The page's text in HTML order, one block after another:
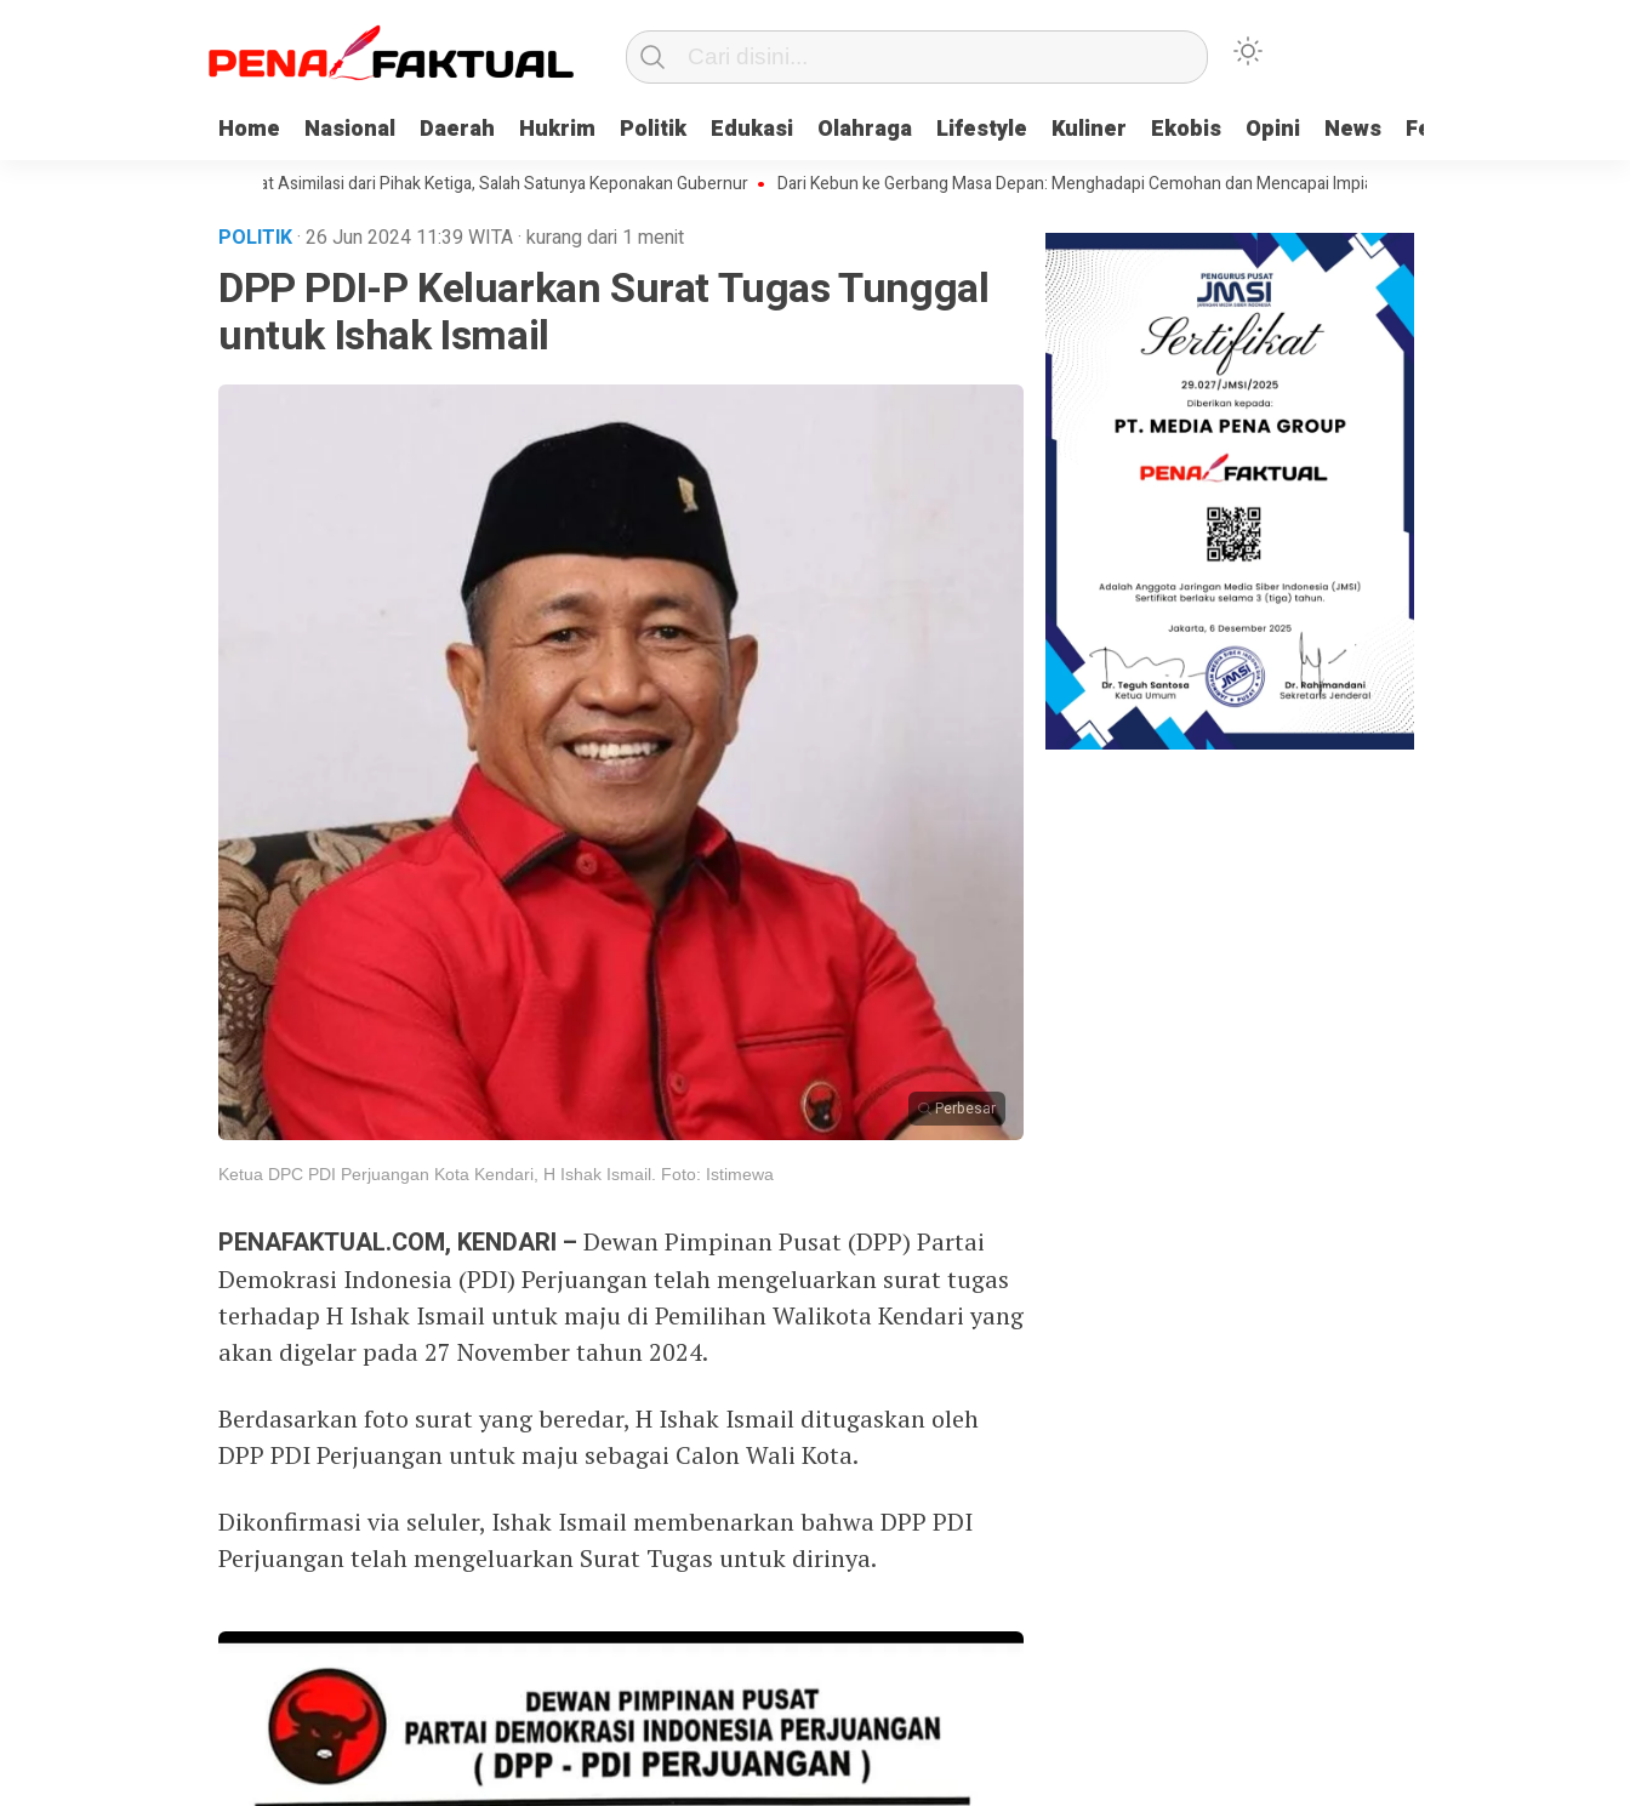
Home Nasional Daerah Hukrim Politik Edukasi Olahraga Lifestyle Kuliner Ekobis Opini News Feature
Korupsi di Sultra Dapat Asimilasi dari Pihak Ketiga, Salah Satunya Keponakan Gubernur Dari Kebun ke Gerbang Masa Depan: Menghadapi Cemohan dan Mencapai Impian Ridwan Bae: PT SCM dan Perkebunan
POLITIK· 26 Jun 2024 11:39 WITA· kurang dari 1 menit
DPP PDI-P Keluarkan Surat Tugas Tunggal
untuk Ishak Ismail
Perbesar
Ketua DPC PDI Perjuangan Kota Kendari, H Ishak Ismail. Foto: Istimewa
PENAFAKTUAL.COM, KENDARI – Dewan Pimpinan Pusat (DPP) Partai
Demokrasi Indonesia (PDI) Perjuangan telah mengeluarkan surat tugas
terhadap H Ishak Ismail untuk maju di Pemilihan Walikota Kendari yang
akan digelar pada 27 November tahun 2024.
Berdasarkan foto surat yang beredar, H Ishak Ismail ditugaskan oleh
DPP PDI Perjuangan untuk maju sebagai Calon Wali Kota.
Dikonfirmasi via seluler, Ishak Ismail membenarkan bahwa DPP PDI
Perjuangan telah mengeluarkan Surat Tugas untuk dirinya.